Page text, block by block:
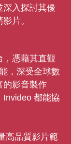
深入探討其優
片。
，憑藉其直觀
，深受全球數
的影音製作
Invideo 都能協
高品質影片範